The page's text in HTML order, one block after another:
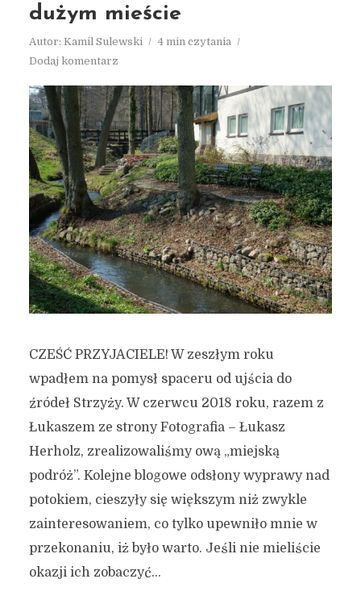
dużym mieście
Autor: Kamil Sulewski
4 min czytania
Dodaj komentarz
CZEŚĆ PRZYJACIELE! W zeszłym roku
wpadłem na pomysł spaceru od ujścia do
źródeł Strzyży. W czerwcu 2018 roku, razem z
Łukaszem ze strony Fotografia – Łukasz
Herholz, zrealizowaliśmy ową „miejską
podróż”. Kolejne blogowe odsłony wyprawy nad
potokiem, cieszyły się większym niż zwykle
zainteresowaniem, co tylko upewniło mnie w
przekonaniu, iż było warto. Jeśli nie mieliście
okazji ich zobaczyć...